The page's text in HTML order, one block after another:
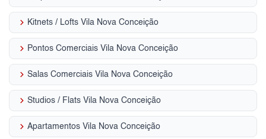
keyboard_arrow_right Kitnets / Lofts Vila Nova Conceição
keyboard_arrow_right Pontos Comerciais Vila Nova Conceição
keyboard_arrow_right Salas Comerciais Vila Nova Conceição
keyboard_arrow_right Studios / Flats Vila Nova Conceição
keyboard_arrow_right Apartamentos Vila Nova Conceição